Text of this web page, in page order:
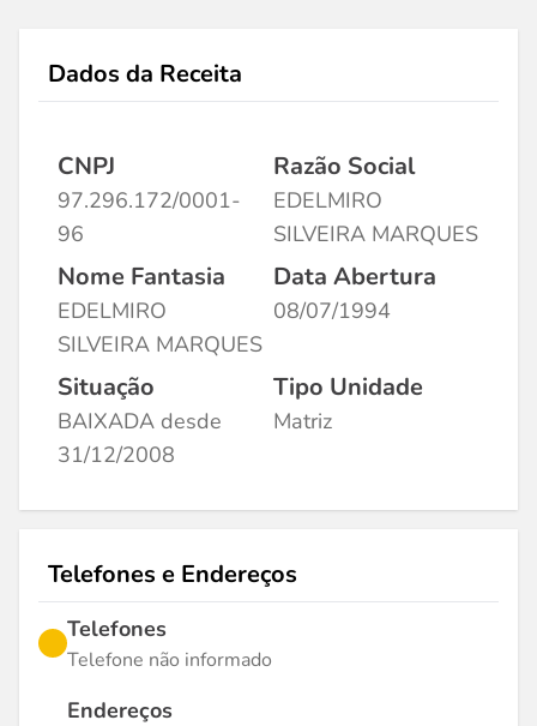
Dados da Receita
CNPJ
97.296.172/0001-
96
Razão Social
EDELMIRO
SILVEIRA MARQUES
Nome Fantasia
EDELMIRO
SILVEIRA MARQUES
Data Abertura
08/07/1994
Situação
BAIXADA desde
31/12/2008
Tipo Unidade
Matriz
Telefones e Endereços
Telefones
Telefone não informado
Endereços